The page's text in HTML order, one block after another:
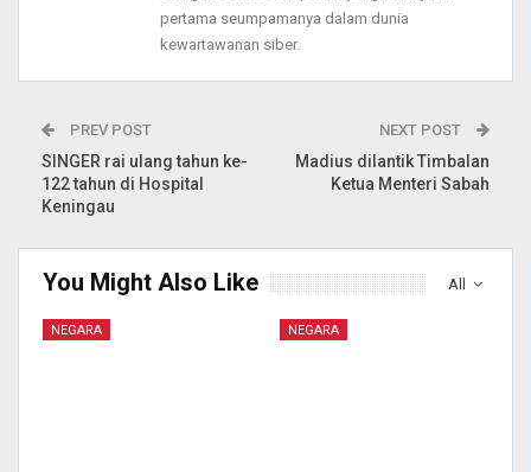
pertama seumpamanya dalam dunia
kewartawanan siber.
PREV POST
SINGER rai ulang tahun ke-
122 tahun di Hospital
Keningau
NEXT POST
Madius dilantik Timbalan
Ketua Menteri Sabah
All
You Might Also Like
NEGARA NEGARA